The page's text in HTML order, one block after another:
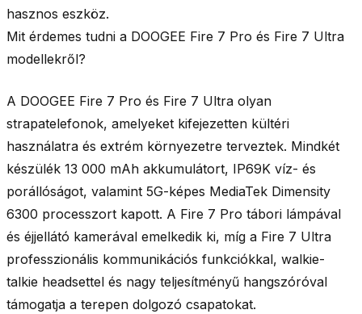
hasznos eszköz.
Mit érdemes tudni a DOOGEE Fire 7 Pro és Fire 7 Ultra
modellekről?
A DOOGEE Fire 7 Pro és Fire 7 Ultra olyan
strapatelefonok, amelyeket kifejezetten kültéri
használatra és extrém környezetre terveztek. Mindkét
készülék 13 000 mAh akkumulátort, IP69K víz- és
porállóságot, valamint 5G-képes MediaTek Dimensity
6300 processzort kapott. A Fire 7 Pro tábori lámpával
és éjjellátó kamerával emelkedik ki, míg a Fire 7 Ultra
professzionális kommunikációs funkciókkal, walkie-
talkie headsettel és nagy teljesítményű hangszóróval
támogatja a terepen dolgozó csapatokat.